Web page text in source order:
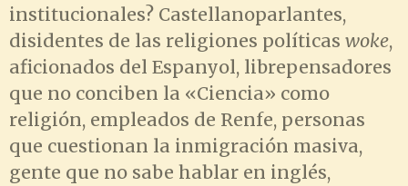
institucionales? Castellanoparlantes,
disidentes de las religiones políticas woke,
aficionados del Espanyol, librepensadores
que no conciben la «Ciencia» como
religión, empleados de Renfe, personas
que cuestionan la inmigración masiva,
gente que no sabe hablar en inglés,